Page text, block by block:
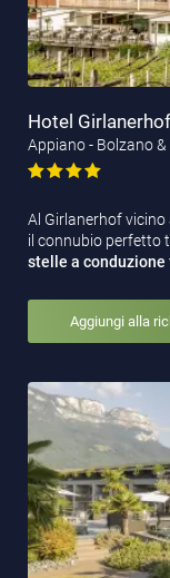
Hotel Girlanerhof
Appiano - Bolzano
Al Girlanerhof
il connubio perfetto
stelle a
Aggiungi alla